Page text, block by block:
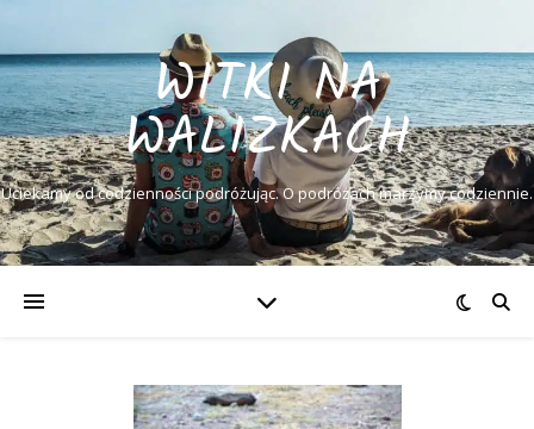
WITKI NA
WALIZKACH
Uciekamy od codzienności podróżując. O podróżach marzymy codziennie.